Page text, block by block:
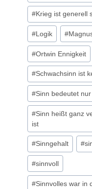
#Krieg ist generell
# Logik #
#Ortwin Ennigkeit
#Schwachsinn ist
#Sinn bedeutet
#Sinn heißt ganz
ist
#Sinngehalt #
#sinnvoll
#Sinnvolles war in